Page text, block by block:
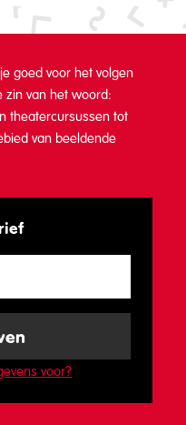
goed voor het volgen
zin van het woord:
theatercursussen tot
van beeldende
voor?